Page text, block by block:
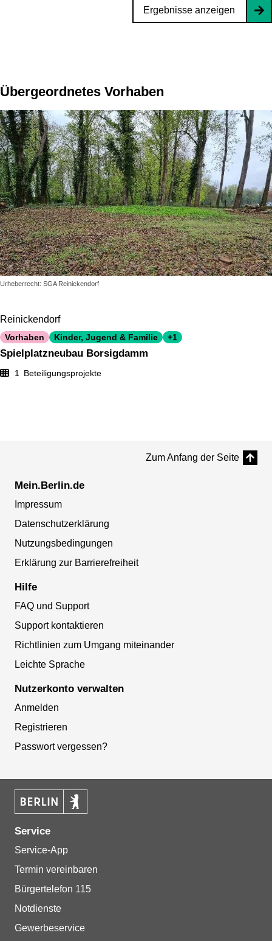
Ergebnisse anzeigen
Übergeordnetes Vorhaben
Urheberrecht: SGA Reinickendorf
Reinickendorf
Vorhaben Kinder, Jugend & Familie +1
Spielplatzneubau Borsigdamm
1 Beteiligungsprojekte
Zum Anfang der Seite
Mein.Berlin.de
Impressum
Datenschutzerklärung
Nutzungsbedingungen
Erklärung zur Barrierefreiheit
Hilfe
FAQ und Support
Support kontaktieren
Richtlinien zum Umgang miteinander
Leichte Sprache
Nutzerkonto verwalten
Anmelden
Registrieren
Passwort vergessen?
Service
Service-App
Termin vereinbaren
Bürgertelefon 115
Notdienste
Gewerbeservice